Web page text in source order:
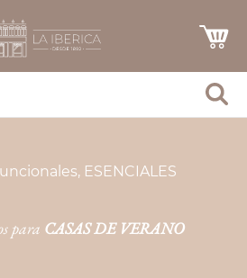
ESENCIALES
para CASAS DE VERANO